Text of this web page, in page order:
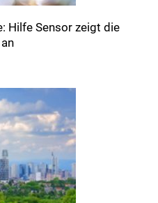
Hilfe Sensor zeigt die